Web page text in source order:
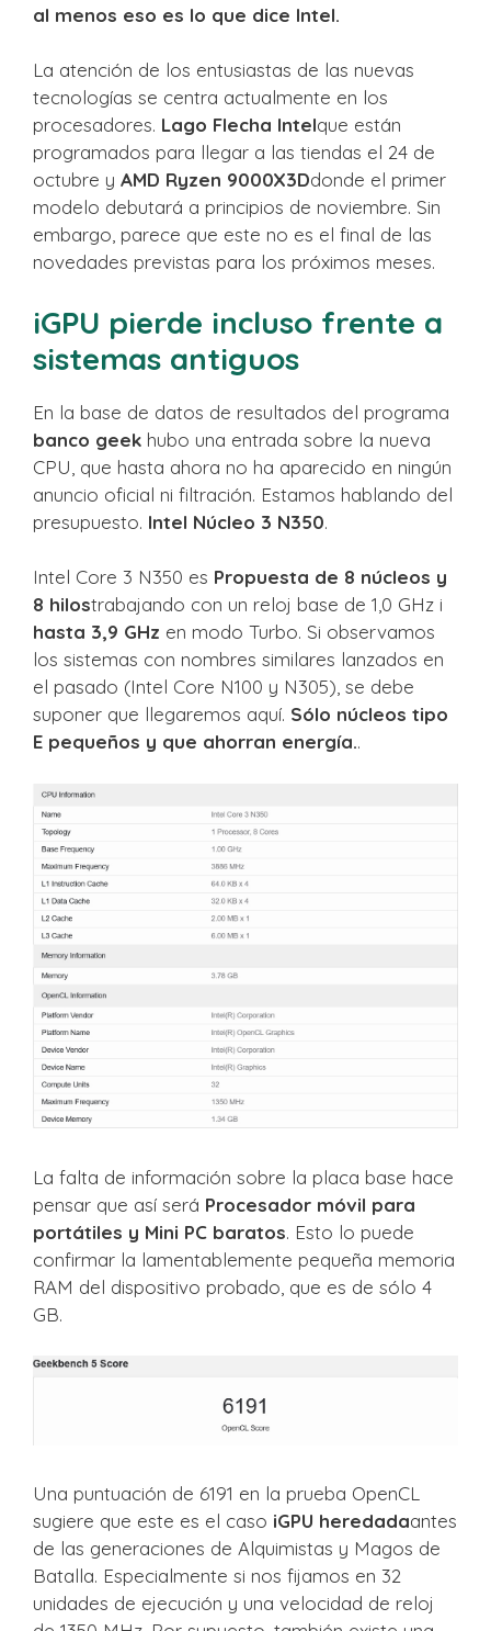
al menos eso es lo que dice Intel.
La atención de los entusiastas de las nuevas
tecnologías se centra actualmente en los
procesadores. Lago Flecha Intelque están
programados para llegar a las tiendas el 24 de
octubre y AMD Ryzen 9000X3Ddonde el primer
modelo debutará a principios de noviembre. Sin
embargo, parece que este no es el final de las
novedades previstas para los próximos meses.
iGPU pierde incluso frente a
sistemas antiguos
En la base de datos de resultados del programa
banco geek hubo una entrada sobre la nueva
CPU, que hasta ahora no ha aparecido en ningún
anuncio oficial ni filtración. Estamos hablando del
presupuesto. Intel Núcleo 3 N350.
Intel Core 3 N350 es Propuesta de 8 núcleos y
8 hilostrabajando con un reloj base de 1,0 GHz i
hasta 3,9 GHz en modo Turbo. Si observamos
los sistemas con nombres similares lanzados en
el pasado (Intel Core N100 y N305), se debe
suponer que llegaremos aquí. Sólo núcleos tipo
E pequeños y que ahorran energía..
La falta de información sobre la placa base hace
pensar que así será Procesador móvil para
portátiles y Mini PC baratos. Esto lo puede
confirmar la lamentablemente pequeña memoria
RAM del dispositivo probado, que es de sólo 4
GB.
Una puntuación de 6191 en la prueba OpenCL
sugiere que este es el caso iGPU heredadaantes
de las generaciones de Alquimistas y Magos de
Batalla. Especialmente si nos fijamos en 32
unidades de ejecución y una velocidad de reloj